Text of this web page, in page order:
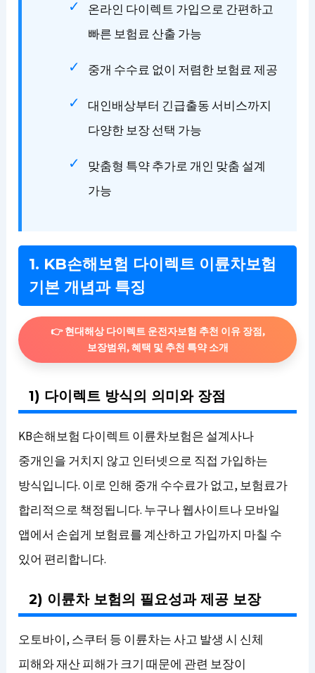
온라인 다이렉트 가입으로 간편하고
빠른 보험료 산출 가능
중개 수수료 없이 저렴한 보험료 제공
대인배상부터 긴급출동 서비스까지
다양한 보장 선택 가능
맞춤형 특약 추가로 개인 맞춤 설계
가능
1. KB손해보험 다이렉트 이륜차보험
기본 개념과 특징
👉 현대해상 다이렉트 운전자보험 추천 이유 장점,
보장범위, 혜택 및 추천 특약 소개
1) 다이렉트 방식의 의미와 장점
KB손해보험 다이렉트 이륜차보험은 설계사나
중개인을 거치지 않고 인터넷으로 직접 가입하는
방식입니다. 이로 인해 중개 수수료가 없고, 보험료가
합리적으로 책정됩니다. 누구나 웹사이트나 모바일
앱에서 손쉽게 보험료를 계산하고 가입까지 마칠 수
있어 편리합니다.
2) 이륜차 보험의 필요성과 제공 보장
오토바이, 스쿠터 등 이륜차는 사고 발생 시 신체
피해와 재산 피해가 크기 때문에 관련 보장이